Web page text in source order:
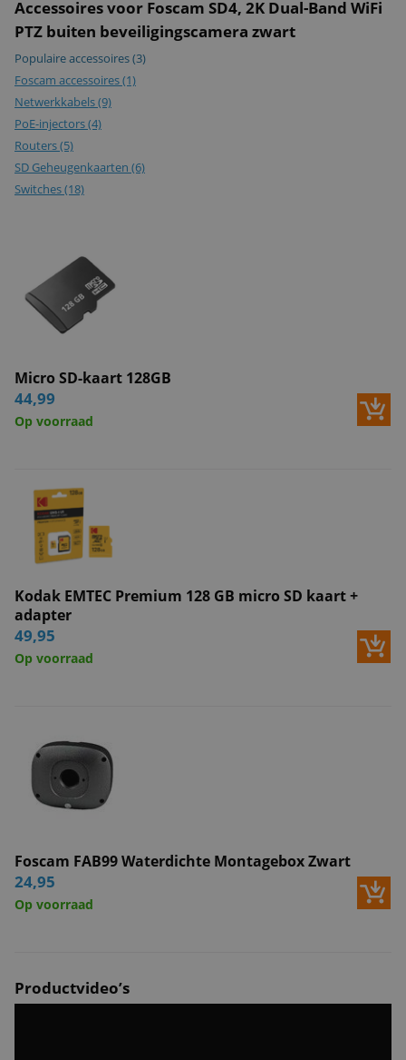
NAS
Garantie
Garantietype
Merk
Beeld
Nachtzicht
Lensgrootte
infraroodsensor
Netwerk
PoE
Audio
Luidspreker
Video
Dual Stream
Fysieke eigenschappen
Bedrijfstemperatuur
Accessoires voor Foscam SD4, 2K Dual-Band WiFi
PTZ buiten beveiligingscamera zwart
Populaire accessoires(3)
Foscam accessoires(1)
Netwerkkabels(9)
PoE-injectors(4)
Routers(5)
SD Geheugenkaarten (6)
Switches(18)
Micro SD-kaart 128GB
44,99
Op voorraad
Kodak EMTEC Premium 128 GB micro SD kaart +
adapter
49,95
Op voorraad
Foscam FAB99 Waterdichte Montagebox Zwart
24,95
Op voorraad
Productvideo’s